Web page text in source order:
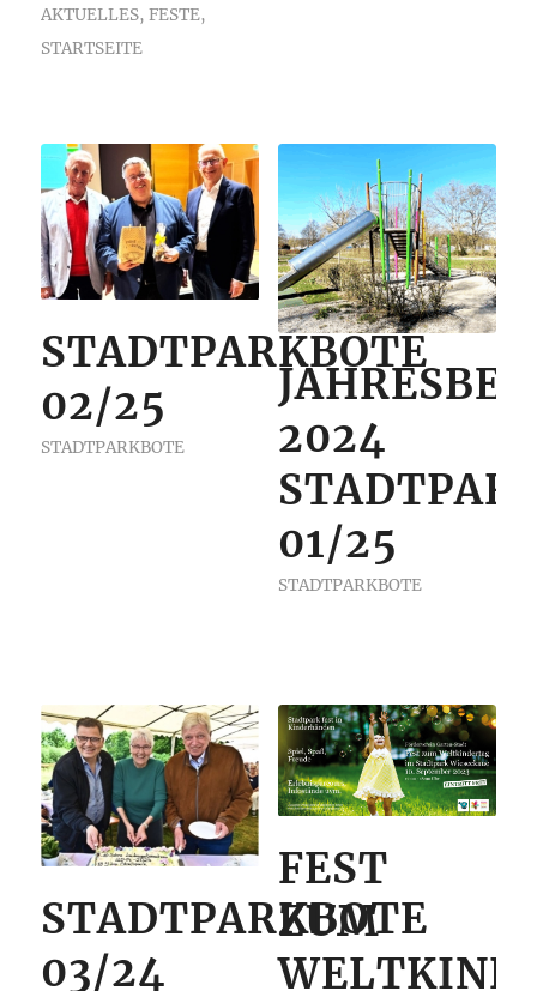
AKTUELLES, FESTE,
STARTSEITE
STADTPARKBOTE
02/25
STADTPARKBOTE
2024
01/25
STADTPARKBOTE
STADTPARKBOTE
03/24
FEST
ZUM